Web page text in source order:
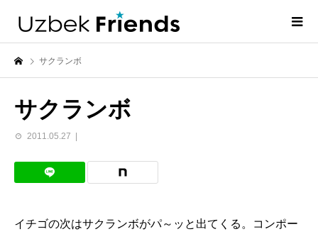
サクランボ
サクランボ
2011.05.27
イチゴの次はサクランボがパ～ッと出てくる。コンポー